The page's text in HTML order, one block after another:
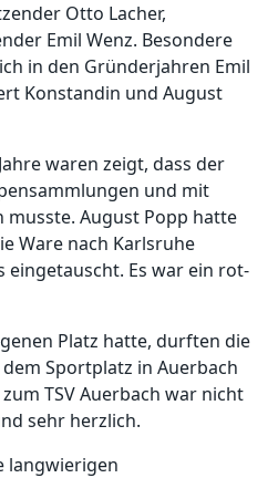
Otto Lacher,
Emil Wenz. Besondere
in den Gründerjahren Emil
Konstandin und August
waren zeigt, dass der
und mit
musste. August Popp hatte
Ware nach Karlsruhe
eingetauscht. Es war ein rot-
Platz hatte, durften die
dem Sportplatz in Auerbach
TSV Auerbach war nicht
sehr herzlich.
langwierigen